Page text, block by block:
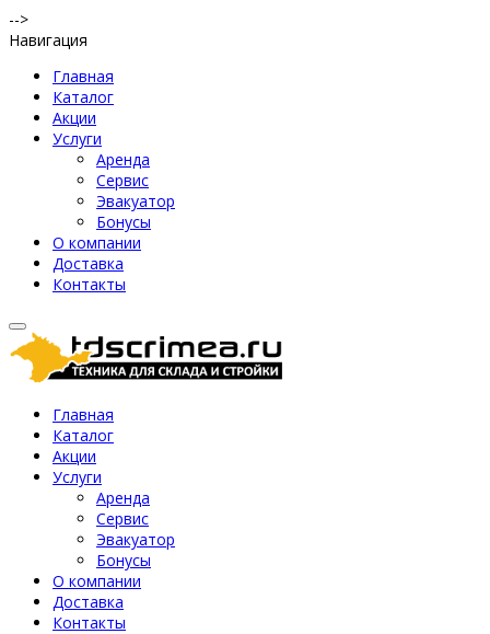
-->
Навигация
Главная
Каталог
Акции
Услуги
Аренда
Сервис
Эвакуатор
Бонусы
О компании
Доставка
Контакты
Главная
Каталог
Акции
Услуги
Аренда
Сервис
Эвакуатор
Бонусы
О компании
Доставка
Контакты